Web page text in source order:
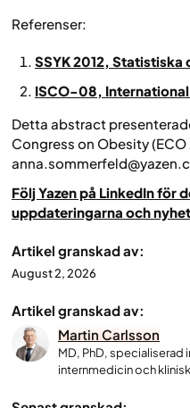
Referenser:
SSYK 2012, Statistiska
ISCO-08,
Detta abstract
Congress on Obesity
Följ Yazen på LinkedIn för
uppdateringarna och
Artikel granskad av:
August 2, 2026
Artikel granskad av:
Martin Carlsson
MD, PhD,
internmedicin och